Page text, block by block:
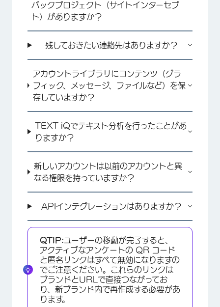
×
バックプロジェクト（サイトインターセプ
ト）がありますか？
残しておきたい連絡先はありますか？
アカウントライブラリにコンテンツ（グラ
フィック、メッセージ、ファイルなど）を保
存していますか？
TEXT iQでテキスト分析を行ったことがあ
りますか？
新しいアカウントは以前のアカウントと異
なる権限を持っていますか？
APIインテグレーションはありますか？
QTIP:ユーザーの移動が完了すると、
アクティブなアンケートの QR コード
と匿名リンクはすべて無効になりますの
でご注意ください。これらのリンクは
ブランドとURLで直接つながってお
り、新ブランド内で再作成する必要があ
ります。